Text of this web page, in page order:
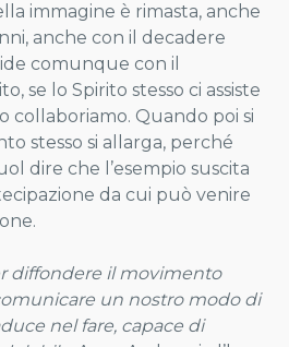
immagine è rimasta, anche
anche con il decadere
comunque con il
se lo Spirito stesso ci assiste
collaboriamo. Quando poi si
stesso si allarga, perché
dire che l’esempio suscita
da cui può venire
diffondere il movimento
un nostro modo di
nel fare, capace di